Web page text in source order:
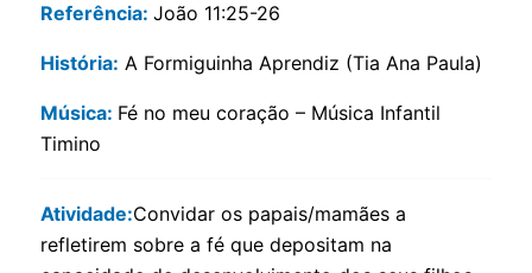
Referência: João 11:25-26
História: A Formiguinha Aprendiz (Tia Ana Paula)
Música: Fé no meu coração – Música Infantil
Timino
Atividade:Convidar os papais/mamães a
refletirem sobre a fé que depositam na